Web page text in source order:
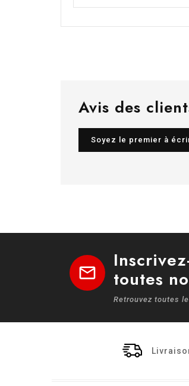
Avis des
Soyez le premier à
mail toutes
Retrouvez toutes